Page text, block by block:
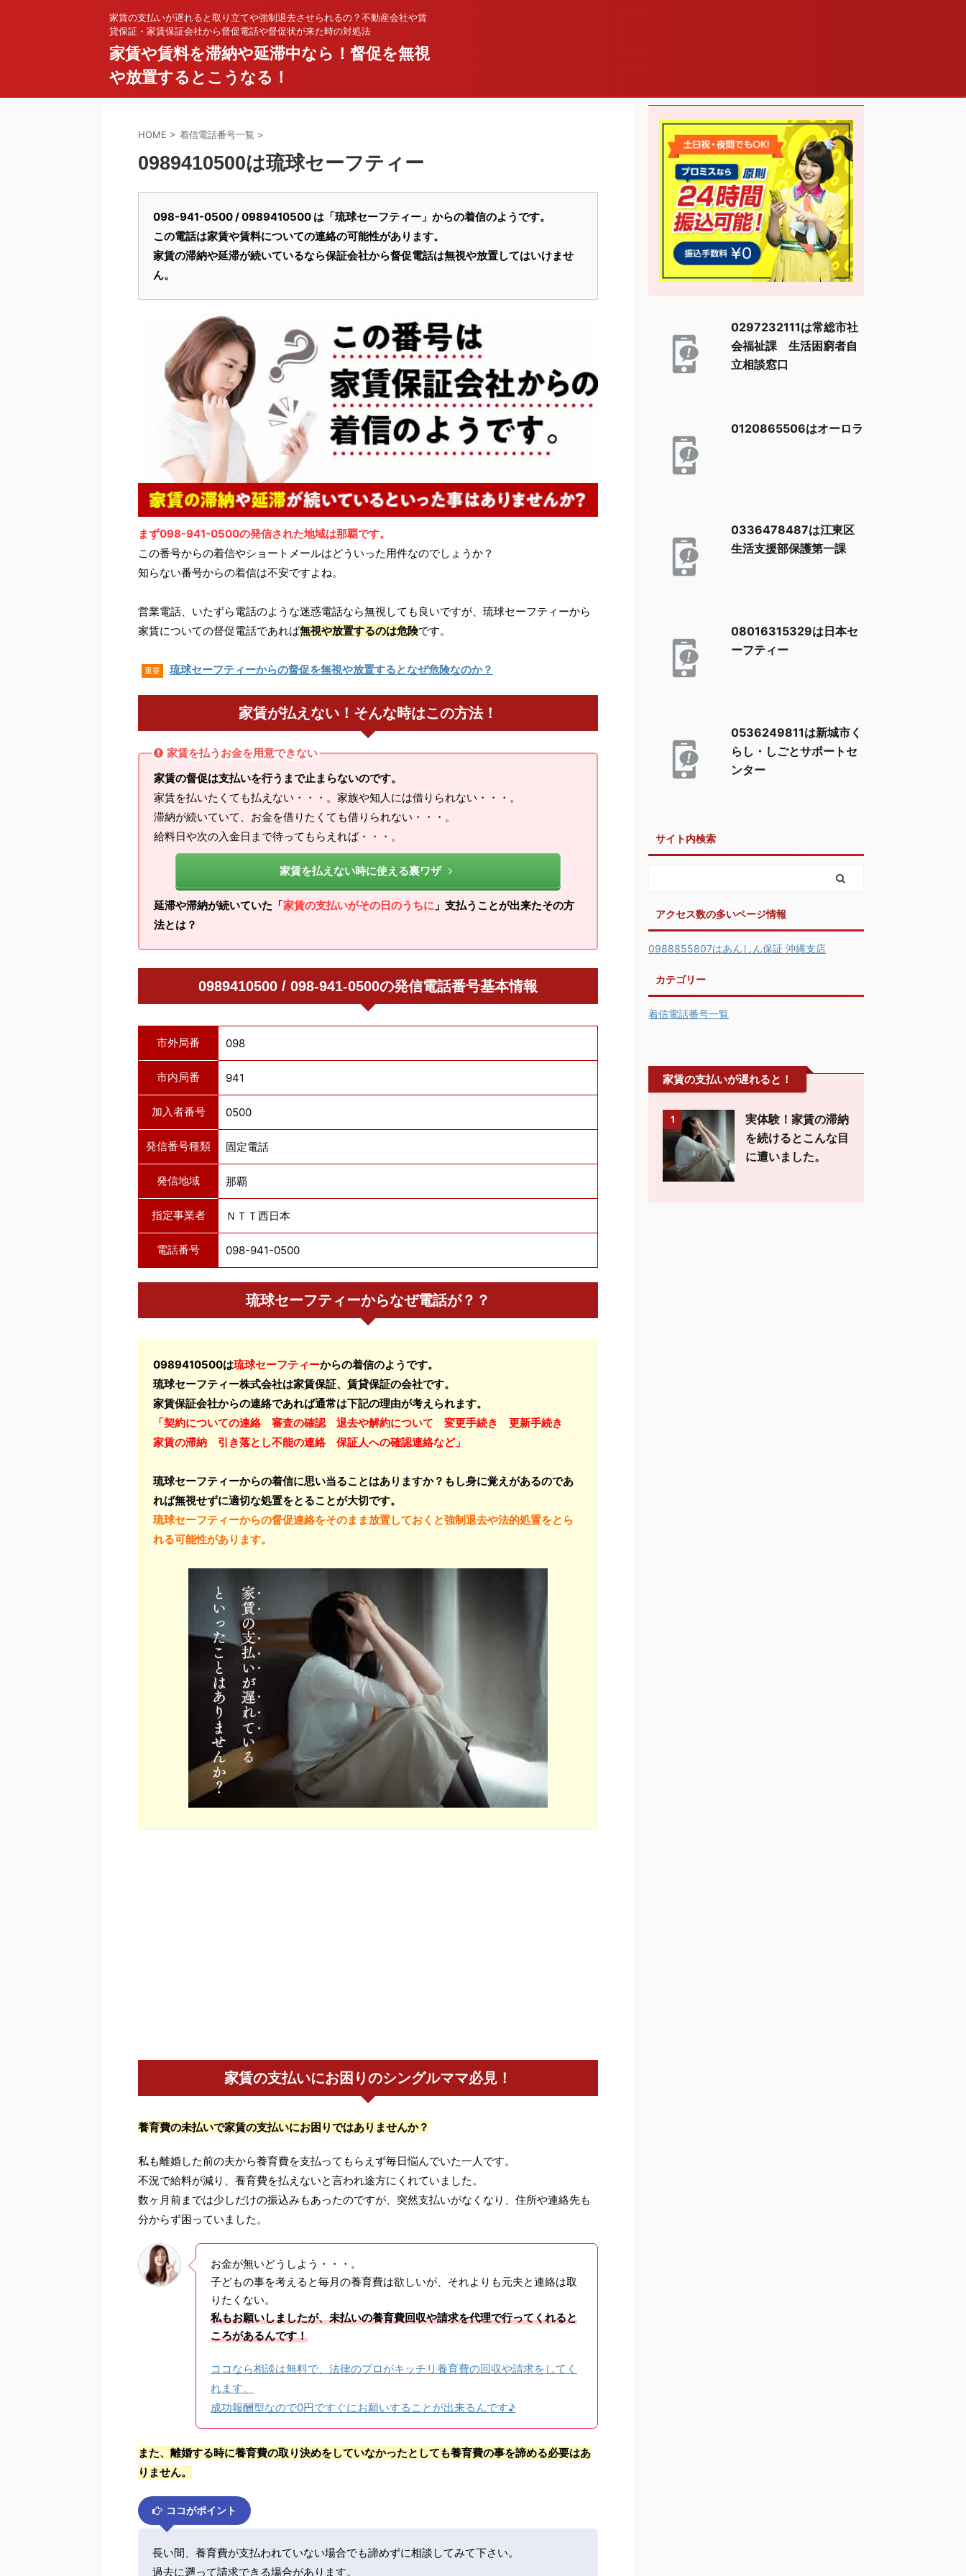
家賃の支払いが遅れると取り立てや強制退去させられるの？不動産会社や賃
貸保証・家賃保証会社から督促電話や督促状が来た時の対処法
家賃や賃料を滞納や延滞中なら！督促を無視
や放置するとこうなる！
HOME > 着信電話番号一覧 >
0989410500は琉球セーフティー
098-941-0500 / 0989410500 は「琉球セーフティー」からの着信のようです。
この電話は家賃や賃料についての連絡の可能性があります。
家賃の滞納や延滞が続いているなら保証会社から督促電話は無視や放置してはいけませ
ん。
まず098-941-0500の発信された地域は那覇です。
この番号からの着信やショートメールはどういった用件なのでしょうか？
知らない番号からの着信は不安ですよね。
営業電話、いたずら電話のような迷惑電話なら無視しても良いですが、琉球セーフティーから
家賃についての督促電話であれば無視や放置するのは危険です。
重要 琉球セーフティーからの督促を無視や放置するとなぜ危険なのか？
家賃が払えない！そんな時はこの方法！
家賃を払うお金を用意できない
家賃の督促は支払いを行うまで止まらないのです。
家賃を払いたくても払えない・・・。家族や知人には借りられない・・・。
滞納が続いていて、お金を借りたくても借りられない・・・。
給料日や次の入金日まで待ってもらえれば・・・。
家賃を払えない時に使える裏ワザ
延滞や滞納が続いていた「家賃の支払いがその日のうちに 」支払うことが出来たその方
法とは？
0989410500 / 098-941-0500の発信電話番号基本情報
市外局番 098
市内局番 941
加入者番号 0500
発信番号種類 固定電話
発信地域 那覇
指定事業者 ＮＴＴ西日本
電話番号 098-941-0500
琉球セーフティーからなぜ電話が？？
0989410500は琉球セーフティーからの着信のようです。
琉球セーフティー株式会社は家賃保証、賃貸保証の会社です。
家賃保証会社からの連絡であれば通常は下記の理由が考えられます。
「契約についての連絡 審査の確認 退去や解約について 変更手続き 更新手続き
家賃の滞納 引き落とし不能の連絡 保証人への確認連絡など」
琉球セーフティーからの着信に思い当ることはありますか？もし身に覚えがあるのであ
れば無視せずに適切な処置をとることが大切です。
琉球セーフティーからの督促連絡をそのまま放置しておくと強制退去や法的処置をとら
れる可能性があります。
家賃の支払いにお困りのシングルママ必見！
養育費の未払いで家賃の支払いにお困りではありませんか？
私も離婚した前の夫から養育費を支払ってもらえず毎日悩んでいた一人です。
不況で給料が減り、養育費を払えないと言われ途方にくれていました。
数ヶ月前までは少しだけの振込みもあったのですが、突然支払いがなくなり、住所や連絡先も
分からず困っていました。
お金が無いどうしよう・・・。
子どもの事を考えると毎月の養育費は欲しいが、それよりも元夫と連絡は取
りたくない。
私もお願いしましたが、未払いの養育費回収や請求を代理で行ってくれると
ころがあるんです！
ココなら相談は無料で、法律のプロがキッチリ養育費の回収や請求をしてく
れます。
成功報酬型なので0円ですぐにお願いすることが出来るんです♪
また、離婚する時に養育費の取り決めをしていなかったとしても養育費の事を諦める必要はあ
りません。
ココがポイント
長い間、養育費が支払われていない場合でも諦めずに相談してみて下さい。
過去に遡って請求できる場合があります。
0297232111は常総市社
会福祉課 生活困窮者自
立相談窓口
0120865506はオーロラ
0336478487は江東区
生活支援部保護第一課
08016315329は日本セ
ーフティー
0536249811は新城市く
らし・しごとサポートセ
ンター
サイト内検索
アクセス数の多いページ情報
0988855807はあんしん保証 沖縄支店
カテゴリー
着信電話番号一覧
家賃の支払いが遅れると！
1
実体験！家賃の滞納
を続けるとこんな目
に遭いました。